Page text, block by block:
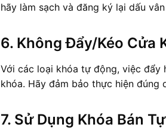
hãy làm sạch và đăng ký lại dấu
6. Không Đẩy/Kéo Cửa
Với các loại khóa tự động, việc đẩy
khóa. Hãy đảm bảo thực hiện đúng
7. Sử Dụng Khóa Bán